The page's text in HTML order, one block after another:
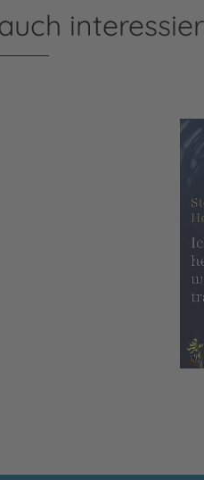
Ich weiß, heute Nacht